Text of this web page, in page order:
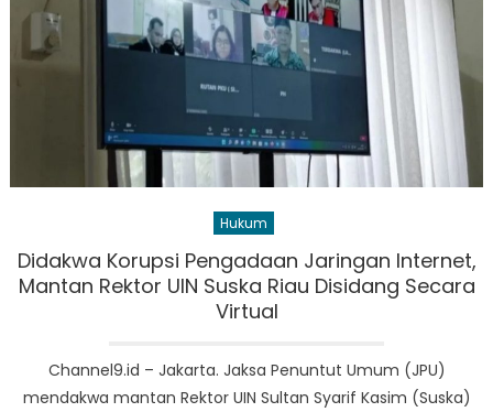
Hukum
Didakwa Korupsi Pengadaan Jaringan Internet,
Mantan Rektor UIN Suska Riau Disidang Secara
Virtual
Channel9.id – Jakarta. Jaksa Penuntut Umum (JPU)
mendakwa mantan Rektor UIN Sultan Syarif Kasim (Suska)